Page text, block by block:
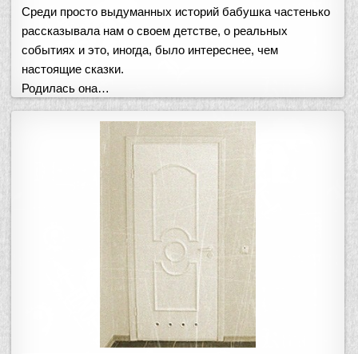
Среди просто выдуманных историй бабушка частенько
рассказывала нам о своем детстве, о реальных
событиях и это, иногда, было интереснее, чем
настоящие сказки.
Родилась она…